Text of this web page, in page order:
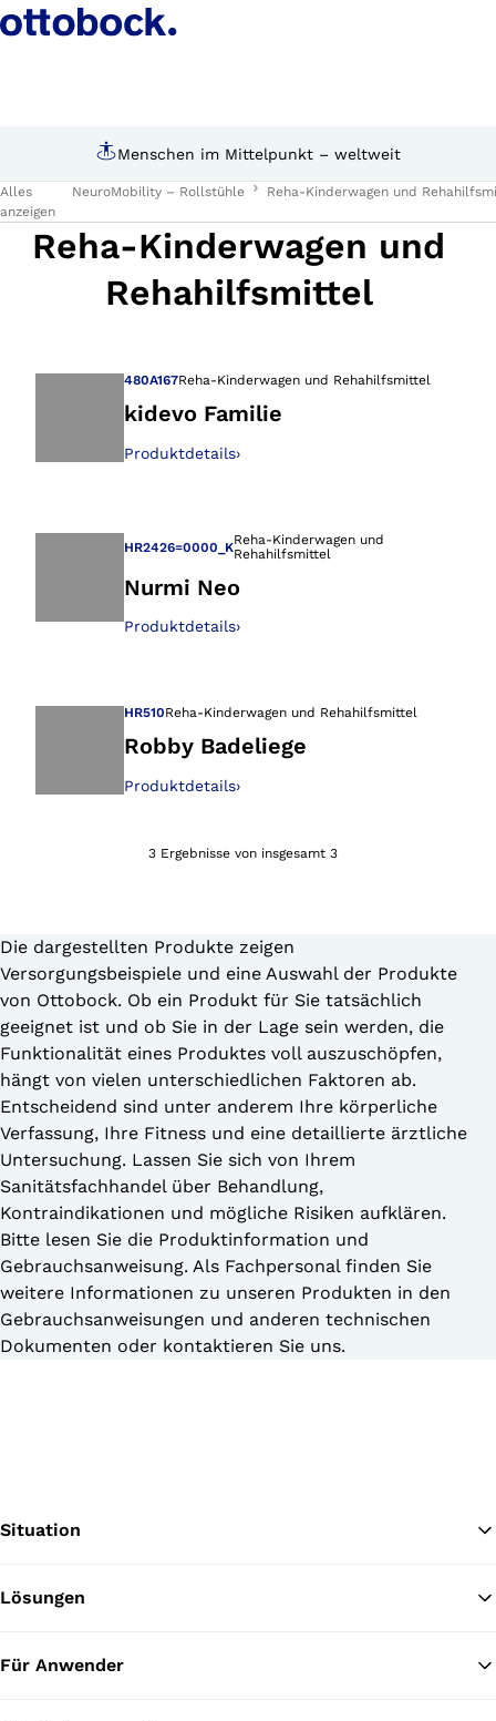
Menschen im Mittelpunkt – weltweit
Alles
anzeigen
NeuroMobility – Rollstühle Reha-Kinderwagen und
Reha-Kinderwagen und
Rehahilfsmittel
480A167Reha-Kinderwagen und Rehahilfsmittel
kidevo Familie
Produktdetails›
Öffnet das Bild
HR2426=0000_KReha-Kinderwagen und
Rehahilfsmittel
Nurmi Neo
Produktdetails›
HR510Reha-Kinderwagen und Rehahilfsmittel
Robby Badeliege
Produktdetails›
3 Ergebnisse von insgesamt 3
Die dargestellten Produkte zeigen
Versorgungsbeispiele und eine Auswahl der Produkte
von Ottobock. Ob ein Produkt für Sie tatsächlich
geeignet ist und ob Sie in der Lage sein werden, die
Funktionalität eines Produktes voll auszuschöpfen,
hängt von vielen unterschiedlichen Faktoren ab.
Entscheidend sind unter anderem Ihre körperliche
Verfassung, Ihre Fitness und eine detaillierte ärztliche
Untersuchung. Lassen Sie sich von Ihrem
Sanitätsfachhandel über Behandlung,
Kontraindikationen und mögliche Risiken aufklären.
Bitte lesen Sie die Produktinformation und
Gebrauchsanweisung. Als Fachpersonal finden Sie
weitere Informationen zu unseren Produkten in den
Gebrauchsanweisungen und anderen technischen
Dokumenten oder kontaktieren Sie uns.
Situation
Lösungen
Für Anwender